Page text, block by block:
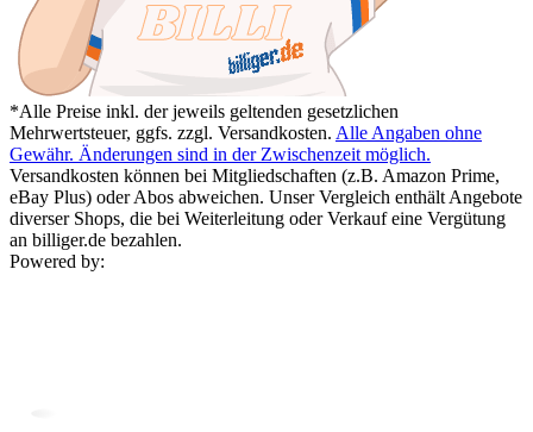
*Alle Preise inkl. der jeweils geltenden gesetzlichen
Mehrwertsteuer, ggfs. zzgl. Versandkosten. Alle Angaben ohne
Gewähr. Änderungen sind in der Zwischenzeit möglich.
Versandkosten können bei Mitgliedschaften (z.B. Amazon Prime,
eBay Plus) oder Abos abweichen. Unser Vergleich enthält Angebote
diverser Shops, die bei Weiterleitung oder Verkauf eine Vergütung
an billiger.de bezahlen.
Powered by: